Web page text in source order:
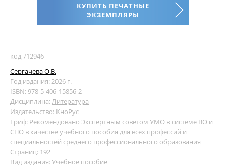
КУПИТЬ ПЕЧАТНЫЕ
ЭКЗЕМПЛЯРЫ
код 712946
Сергачева О.В.
Год издания: 2026 г.
ISBN: 978-5-406-15856-2
Дисциплина:Литература
Издательство: КноРус
Гриф: Рекомендовано Экспертным советом УМО в системе ВО и
СПО в качестве учебного пособия для всех профессий и
специальностей среднего профессионального образования
Страниц: 192
Вид издания: Учебное пособие